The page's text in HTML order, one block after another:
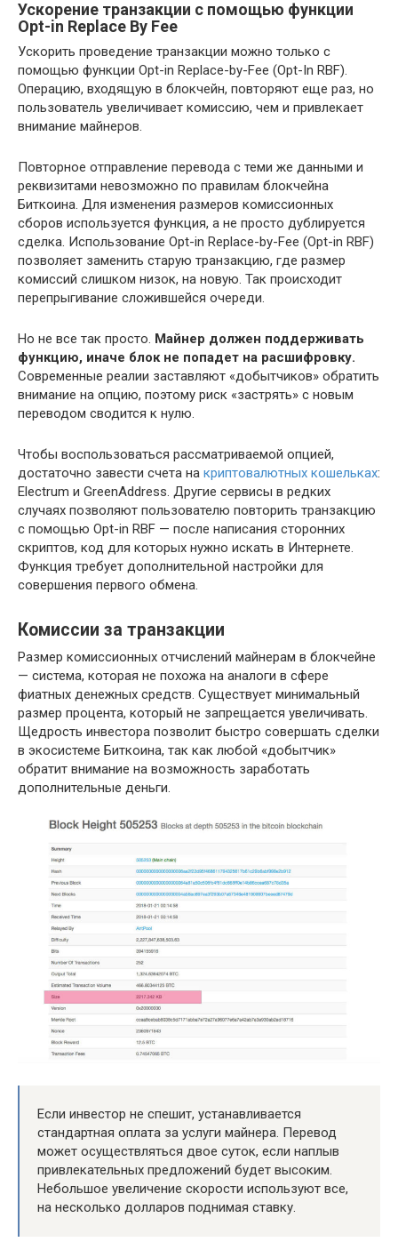
Ускорение транзакции с помощью функции
Opt-in Replace By Fee
Ускорить проведение транзакции можно только с
помощью функции Opt-in Replace-by-Fee (Opt-In RBF).
Операцию, входящую в блокчейн, повторяют еще раз, но
пользователь увеличивает комиссию, чем и привлекает
внимание майнеров.
Повторное отправление перевода с теми же данными и
реквизитами невозможно по правилам блокчейна
Биткоина. Для изменения размеров комиссионных
сборов используется функция, а не просто дублируется
сделка. Использование Opt-in Replace-by-Fee (Opt-in RBF)
позволяет заменить старую транзакцию, где размер
комиссий слишком низок, на новую. Так происходит
перепрыгивание сложившейся очереди.
Но не все так просто. Майнер должен поддерживать
функцию, иначе блок не попадет на расшифровку.
Современные реалии заставляют «добытчиков» обратить
внимание на опцию, поэтому риск «застрять» с новым
переводом сводится к нулю.
Чтобы воспользоваться рассматриваемой опцией,
достаточно завести счета на криптовалютных кошельках:
Electrum и GreenAddress. Другие сервисы в редких
случаях позволяют пользователю повторить транзакцию
с помощью Opt-in RBF — после написания сторонних
скриптов, код для которых нужно искать в Интернете.
Функция требует дополнительной настройки для
совершения первого обмена.
Комиссии за транзакции
Размер комиссионных отчислений майнерам в блокчейне
— система, которая не похожа на аналоги в сфере
фиатных денежных средств. Существует минимальный
размер процента, который не запрещается увеличивать.
Щедрость инвестора позволит быстро совершать сделки
в экосистеме Биткоина, так как любой «добытчик»
обратит внимание на возможность заработать
дополнительные деньги.
Если инвестор не спешит, устанавливается
стандартная оплата за услуги майнера. Перевод
может осуществляться двое суток, если наплыв
привлекательных предложений будет высоким.
Небольшое увеличение скорости используют все,
на несколько долларов поднимая ставку.